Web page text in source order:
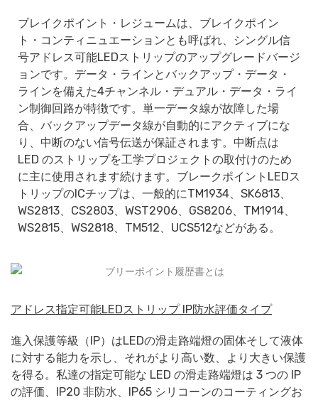
ブレイクポイント・レジュームは、ブレイクポイン
ト・コンティニュエーションとも呼ばれ、シングル信
号アドレス可能LEDストリップのアップグレードバージ
ョンです。データ・ラインとバックアップ・データ・
ラインを備えた4チャンネル・デュアル・データ・ライ
ン制御回路が特徴です。単一データ線が故障した場
合、バックアップデータ線が自動的にアクティブにな
り、中断のない信号伝送が保証されます。中断点は
LED のストリップを工学プロジェクトの取付けのため
に主に使用されます続けます。ブレークポイントLEDス
トリップのICチップは、一般的にTM1934、SK6813、
WS2813、CS2803、WST2906、GS8206、TM1914、
WS2815、WS2818、TM512、UCS512などがある。
アドレス指定可能LEDストリップ IP防水評価タイプ
進入保護等級（IP）はLEDの滑走路端燈の固体そして液体
に対する能力を示し、それがより高い数、より大きい保護
を得る。私達の指定可能な LED の滑走路端燈は 3 つの IP
の評価、IP20 非防水、IP65 シリコーンのコーティングお